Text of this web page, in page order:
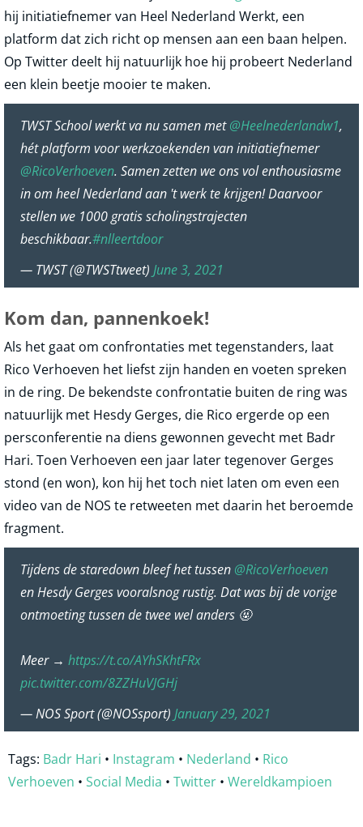
hij initiatiefnemer van Heel Nederland Werkt, een
platform dat zich richt op mensen aan een baan helpen.
Op Twitter deelt hij natuurlijk hoe hij probeert Nederland
een klein beetje mooier te maken.
TWST School werkt va nu samen met@Heelnederlandw1,
hét platform voor werkzoekenden van initiatiefnemer
@RicoVerhoeven. Samen zetten we ons vol enthousiasme
in om heel Nederland aan 't werk te krijgen! Daarvoor
stellen we 1000 gratis scholingstrajecten
beschikbaar.#nlleertdoor
— TWST (@TWSTtweet) June 3, 2021
Kom dan, pannenkoek!
Als het gaat om confrontaties met tegenstanders, laat
Rico Verhoeven het liefst zijn handen en voeten spreken
in de ring. De bekendste confrontatie buiten de ring was
natuurlijk met Hesdy Gerges, die Rico ergerde op een
persconferentie na diens gewonnen gevecht met Badr
Hari. Toen Verhoeven een jaar later tegenover Gerges
stond (en won), kon hij het toch niet laten om even een
video van de NOS te retweeten met daarin het beroemde
fragment.
Tijdens de staredown bleef het tussen @RicoVerhoeven
en Hesdy Gerges vooralsnog rustig. Dat was bij de vorige
ontmoeting tussen de twee wel anders 🤬
Meer → https://t.co/AYhSKhtFRx
pic.twitter.com/8ZZHuVJGHj
— NOS Sport (@NOSsport) January 29, 2021
Tags: Badr Hari • Instagram • Nederland • Rico
Verhoeven • Social Media • Twitter • Wereldkampioen